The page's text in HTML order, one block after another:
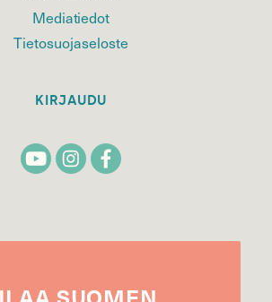
Mediatiedot
Tietosuojaseloste
KIRJAUDU